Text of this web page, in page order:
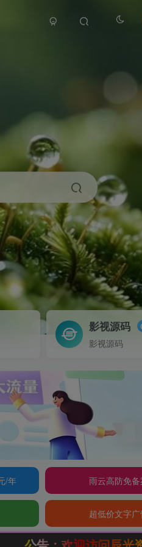
影视源码
影视源码
/年 雨云高防免
超低价文字